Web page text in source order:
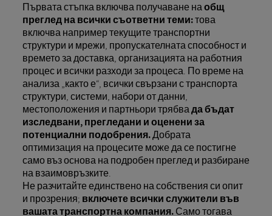
Първата стъпка включва получаване наобщ
преглед на всички съответни теми:това
включва например текущите транспортни
структури и мрежи, пропускателната способност и
времето за доставка, организацията на работния
процес и всички разходи за процеса. По време на
анализа „както е“, всички свързани с транспорта
структури, системи, набори от данни,
местоположения и партньори трябвада бъдат
изследвани, прегледани и оценени за
потенциални подобрения.Добрата
оптимизация на процесите може да се постигне
само въз основа на подробен преглед и разбиране
на взаимовръзките.
Не разчитайте единствено на собствения си опит
и прозрения; включете всички служители във
вашата транспортна компания.Само тогава